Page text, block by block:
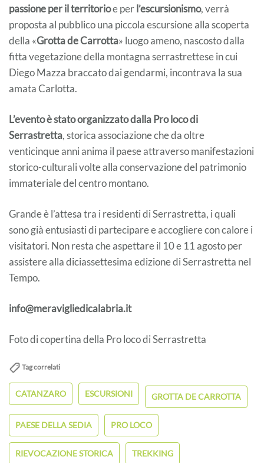
passione per il territorioe perl’escursionismo, verrà
proposta al pubblico una piccola escursione alla scoperta
della «Grotta de Carrotta» luogo ameno, nascosto dalla
fitta vegetazione della montagna serrastrettese in cui
Diego Mazza braccato dai gendarmi, incontrava la sua
amata Carlotta.
L’evento è stato organizzato dalla Pro loco di
Serrastretta, storica associazione che da oltre
venticinque anni anima il paese attraverso manifestazioni
storico-culturali volte alla conservazione del patrimonio
immateriale del centro montano.
Grande è l’attesa tra i residenti di Serrastretta, i quali
sono già entusiasti di partecipare e accogliere con calore i
visitatori. Non resta che aspettare il 10 e 11 agosto per
assistere alla diciassettesima edizione di Serrastretta nel
Tempo.
info@meravigliedicalabria.it
Foto di copertina della Pro loco di Serrastretta
Tag correlati
CATANZARO ESCURSIONI GROTTA DE CARROTTA
PAESE DELLA SEDIA PRO LOCO
RIEVOCAZIONE STORICA TREKKING